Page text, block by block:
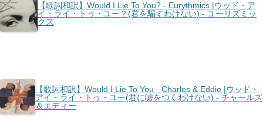
【歌詞和訳】Would I Lie To You? - Eurythmics |ウッド・ア
イ・ライ・トゥ・ユー？(君を騙すわけない) - ユーリズミッ
クス
【歌詞和訳】Would I Lie To You - Charles & Eddie |ウッド・
アイ・ライ・トゥ・ユー(君に嘘をつくわけない) - チャールズ
＆エディー